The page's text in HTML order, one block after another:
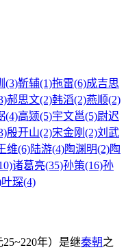
(3)靳辅(1)拖雷(6)成吉思
郝思文(2)韩滔(2)燕顺(2)
(4)高颎(5)宇文邕(5)尉迟
殷开山(2)宋金刚(2)刘武
维(6)陆游(4)陶渊明(2)陶
诸葛亮(35)孙策(16)孙
叶琛(4)
25~220年）是继秦朝之